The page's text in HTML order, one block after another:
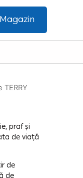
Magazin
praf și
de viață
de
de